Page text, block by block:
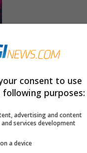
consent to use
purposes:
advertising and content
services development
a device